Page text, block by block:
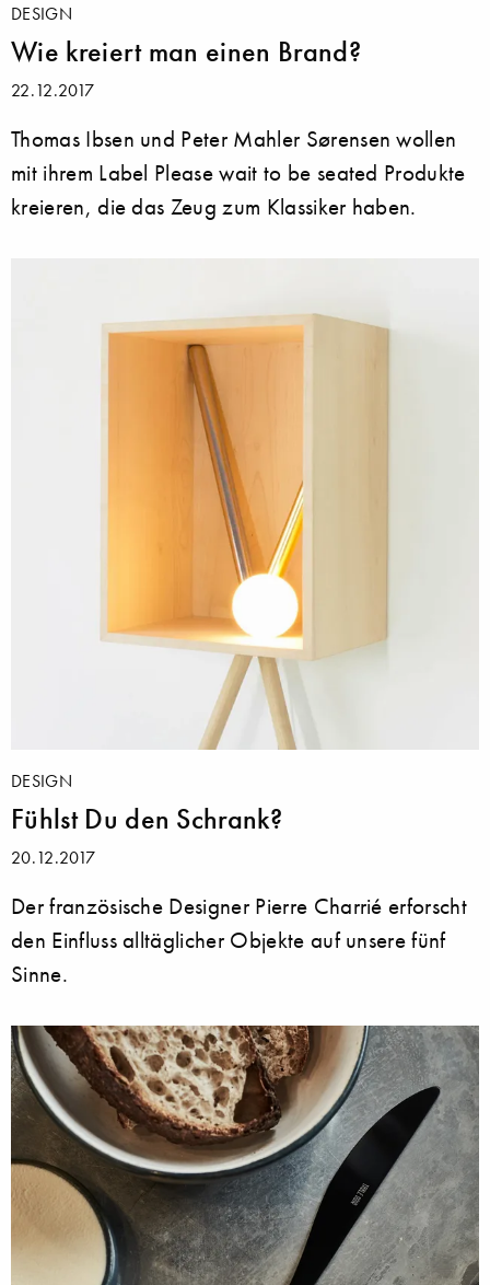
DESIGN
Wie kreiert man einen Brand?
22.12.2017
Thomas Ibsen und Peter Mahler Sørensen wollen
mit ihrem Label Please wait to be seated Produkte
kreieren, die das Zeug zum Klassiker haben.
DESIGN
Fühlst Du den Schrank?
20.12.2017
Der französische Designer Pierre Charrié erforscht
den Einfluss alltäglicher Objekte auf unsere fünf
Sinne.